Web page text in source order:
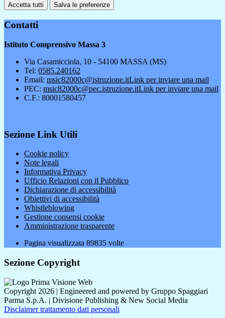
Accetta tutti Salva le preferenze
Contatti
Istituto Comprensivo Massa 3
Via Casamicciola, 10 - 54100 MASSA (MS)
Tel: 0585.240162
Email: msic82000c@istruzione.itLink per inviare una mail
PEC: msic82000c@pec.istruzione.itLink per inviare una mail
C.F.: 80001580457
Sezione Link Utili
Cookie policy
Note legali
Informativa Privacy
Ufficio Relazioni con il Pubblico
Dichiarazione di accessibilità
Obiettivi di accessibilità
Whistleblowing
Gestione consensi cookie
Amministrazione trasparente
Pagina visualizzata 89835 volte
Sezione Copyright
Copyright 2026 | Engineered and powered by Gruppo Spaggiari
Parma S.p.A. | Divisione Publishing & New Social Media
Disclaimer trattamento dati personali